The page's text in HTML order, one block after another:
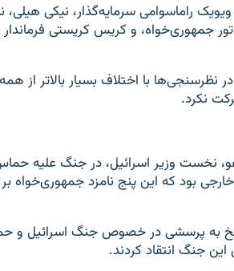
راماسوامی سرمایه‌گذار، نیکی هیلی،
جمهوری‌خواه، و کریس کریستی
نظرسنجی‌ها با اختلاف بسیار بالاتر از
نکرد.
نخست وزیر اسرائیل، در جنگ علیه
بود که این پنج نامزد جمهوری‌خواه
به پرسشی در خصوص جنگ اسرائیل و
جنگ انتقاد کردند.